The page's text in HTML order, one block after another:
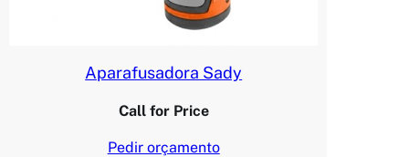
Aparafusadora Sady
Call for Price
Pedir orçamento